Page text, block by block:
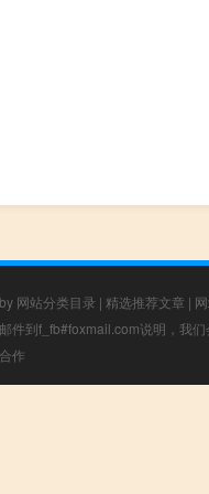
网站分类目录 | 精选推荐文章 |
件到f_fb#foxmail.com说明，我
作